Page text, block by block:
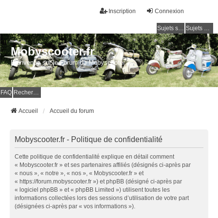
Connexion
Inscription
Sujets sans réponse Sujets actifs
Mobyscooter.fr
Bienvenue sur le Forum du Mobyscooter
FAQ Rechercher
Accueil Accueil du forum
Mobyscooter.fr - Politique de confidentialité
Cette politique de confidentialité explique en détail comment
« Mobyscooter.fr » et ses partenaires affiliés (désignés ci-après par
« nous », « notre », « nos », « Mobyscooter.fr » et
« https://forum.mobyscooter.fr ») et phpBB (désigné ci-après par
« logiciel phpBB » et « phpBB Limited ») utilisent toutes les
informations collectées lors des sessions d’utilisation de votre part
(désignées ci-après par « vos informations »).